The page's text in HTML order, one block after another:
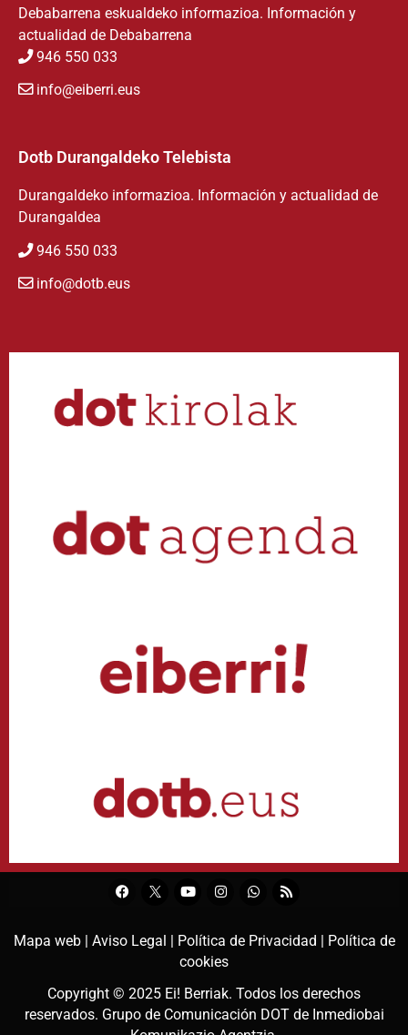
Debabarrena eskualdeko informazioa. Información y
actualidad de Debabarrena
946 550 033
info@eiberri.eus
Dotb Durangaldeko Telebista
Durangaldeko informazioa. Información y actualidad de
Durangaldea
946 550 033
info@dotb.eus
Mapa web | Aviso Legal | Política de Privacidad | Política de
cookies
Copyright © 2025 Ei! Berriak. Todos los derechos
reservados. Grupo de Comunicación DOT de Inmediobai